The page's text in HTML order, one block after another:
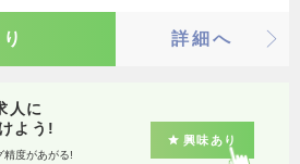
詳細へ
人に
よう!
精度があがる!
興味あり